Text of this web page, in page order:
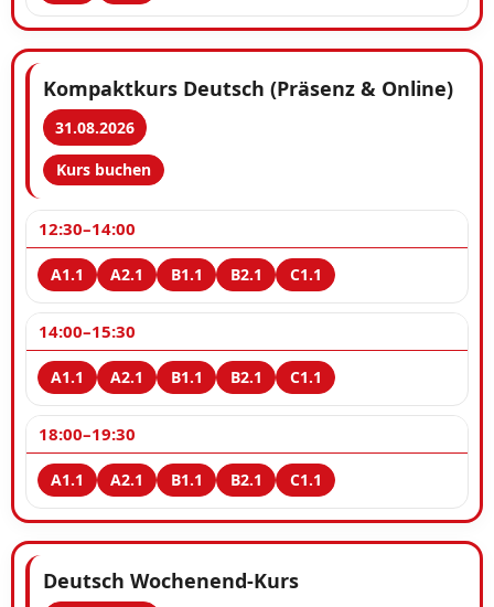
Kompaktkurs Deutsch (Präsenz & Online)
31.08.2026
Kurs buchen
12:30–14:00
14:00–15:30
18:00–19:30
Deutsch Wochenend-Kurs